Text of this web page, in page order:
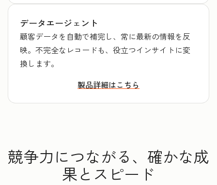
データエージェント
顧客データを自動で補完し、常に最新の情報を反
映。不完全なレコードも、役立つインサイトに変
換します。
製品詳細はこちら
競争力につながる、確かな成
果とスピード